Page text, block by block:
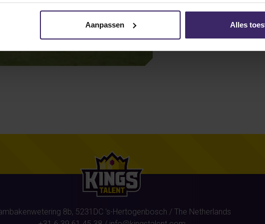
Aanpassen Alles
8b, 5231DC 's-Hertogenbosch / The Netherlands